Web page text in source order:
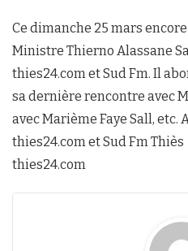
Ce dimanche 25 mars encore
Ministre Thierno Alassane
thies24.com et Sud Fm. Il
sa dernière rencontre avec
avec Marième Faye Sall,
thies24.com et Sud Fm Thiès
thies24.com